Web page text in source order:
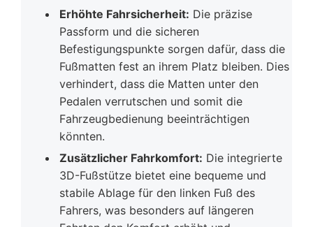
Erhöhte Fahrsicherheit: Die präzise
Passform und die sicheren
Befestigungspunkte sorgen dafür, dass die
Fußmatten fest an ihrem Platz bleiben. Dies
verhindert, dass die Matten unter den
Pedalen verrutschen und somit die
Fahrzeugbedienung beeinträchtigen
könnten.
Zusätzlicher Fahrkomfort: Die integrierte
3D-Fußstütze bietet eine bequeme und
stabile Ablage für den linken Fuß des
Fahrers, was besonders auf längeren